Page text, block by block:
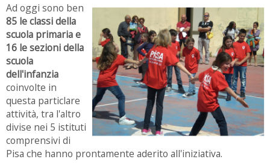
Ad oggi sono ben
85 le classi della
scuola primaria e
16 le sezioni della
scuola
dell'infanzia
coinvolte in
questa particlare
attività, tra l'altro
divise nei 5 istituti
comprensivi di
Pisa che hanno prontamente aderito all'iniziativa.